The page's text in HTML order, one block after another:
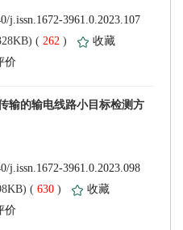
262 )
630 )